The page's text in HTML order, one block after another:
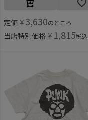
定価 ¥ 3,630のところ
当店特別価格 ¥ 1,815税込